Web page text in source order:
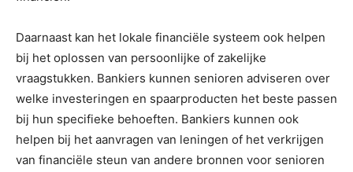
Daarnaast kan het lokale financiële systeem ook helpen
bij het oplossen van persoonlijke of zakelijke
vraagstukken. Bankiers kunnen senioren adviseren over
welke investeringen en spaarproducten het beste passen
bij hun specifieke behoeften. Bankiers kunnen ook
helpen bij het aanvragen van leningen of het verkrijgen
van financiële steun van andere bronnen voor senioren